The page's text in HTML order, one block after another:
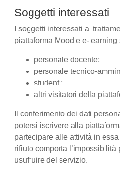
Soggetti interessati
I soggetti interessati al
piattaforma Moodle e-learning
personale docente;
personale tecnico-
studenti;
altri visitatori della
Il conferimento dei dati
potersi iscrivere alla
partecipare alle attività in
rifiuto comporta l’impossibilità
usufruire del servizio.